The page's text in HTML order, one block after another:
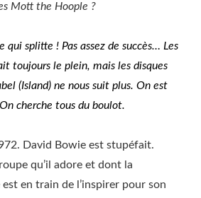
Mott the Hoople ?
qui splitte ! Pas assez de succès… Les
toujours le plein, mais les disques
(Island) ne nous suit plus. On est
cherche tous du boulot.
David Bowie est stupéfait.
qu’il adore et dont la
en train de l’inspirer pour son